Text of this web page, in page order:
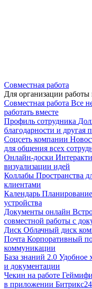
Совместная работа
Для организации
Совместная работа Все
работать вместе
Профиль сотрудника
благодарности и другая
Соцсеть компании
для общения всех
Онлайн-доски
визуализации идей
Коллабы Пространства
клиентами
Календарь
устройства
Документы онлайн
совместной работы с
Диск Облачный диск
Почта Корпоративный
коммуникации
База знаний 2.0 Удобное
и документации
Чекин на работе
в приложении Битрикс24